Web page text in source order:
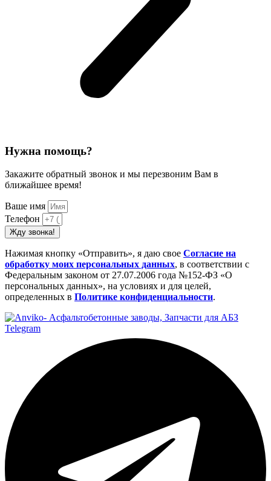
Нужна помощь?
Закажите обратный звонок и мы перезвоним Вам в
ближайшее время!
Ваше имя
Телефон
Жду звонка!
Нажимая кнопку «Отправить», я даю свое Cогласие на
обработку моих персональных данных, в соответствии с
Федеральным законом от 27.07.2006 года №152-ФЗ «О
персональных данных», на условиях и для целей,
определенных в Политике конфиденциальности.
Telegram